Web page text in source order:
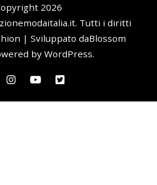
2026
. Tutti i diritti
| Sviluppato daBlossom
byWordPress.